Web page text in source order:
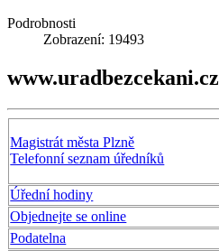
Podrobnosti
Zobrazení: 19493
www.uradbezcekani.cz
Magistrát města Plzně
Telefonní seznam úředníků
Úřední hodiny
Objednejte se online
Podatelna